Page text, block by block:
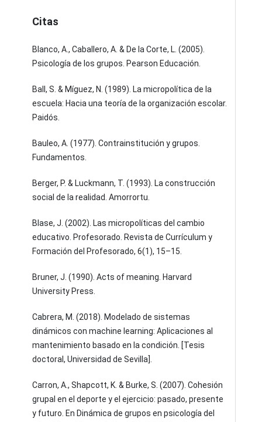
Citas
Blanco, A., Caballero, A. & De la Corte, L. (2005).
Psicología de los grupos. Pearson Educación.
Ball, S. & Míguez, N. (1989). La micropolítica de la
escuela: Hacia una teoría de la organización escolar.
Paidós.
Bauleo, A. (1977). Contrainstitución y grupos.
Fundamentos.
Berger, P. & Luckmann, T. (1993). La construcción
social de la realidad. Amorrortu.
Blase, J. (2002). Las micropolíticas del cambio
educativo. Profesorado. Revista de Currículum y
Formación del Profesorado, 6(1), 15–15.
Bruner, J. (1990). Acts of meaning. Harvard
University Press.
Cabrera, M. (2018). Modelado de sistemas
dinámicos con machine learning: Aplicaciones al
mantenimiento basado en la condición. [Tesis
doctoral, Universidad de Sevilla].
Carron, A., Shapcott, K. & Burke, S. (2007). Cohesión
grupal en el deporte y el ejercicio: pasado, presente
y futuro. En Dinámica de grupos en psicología del